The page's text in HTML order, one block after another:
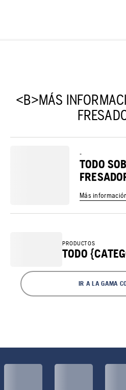
<B>MÁS
-
TODO
Más
PRODUCTOS
TODO
IR A LA GAMA